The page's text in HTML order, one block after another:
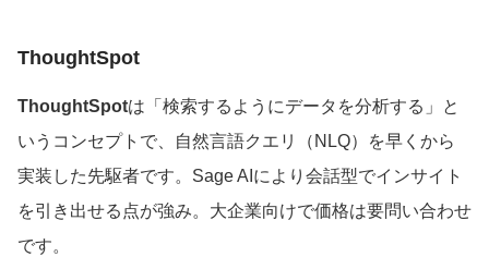
ThoughtSpot
ThoughtSpotは「検索するようにデータを分析する」と
いうコンセプトで、自然言語クエリ（NLQ）を早くから
実装した先駆者です。Sage AIにより会話型でインサイト
を引き出せる点が強み。大企業向けで価格は要問い合わせ
です。